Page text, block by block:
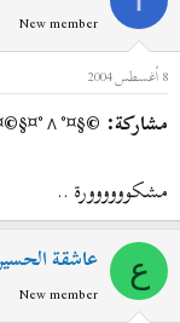
New member
8 أغسطس 2004
مشاركة:
مشكوووووورة ..
ع عاشقة
New member